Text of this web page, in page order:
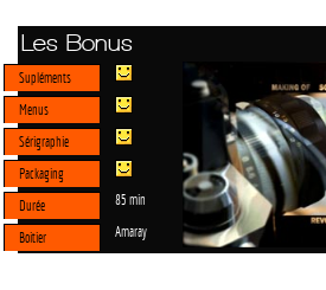
Les Bonus
Supléments
Menus
Sérigraphie
Packaging
Durée
85 min
Boitier Amaray